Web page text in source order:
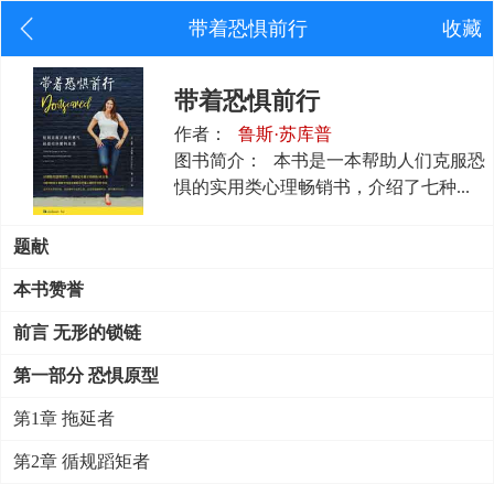
带着恐惧前行 收藏
带着恐惧前行
作者：
鲁斯·苏库普
图书简介：
本书是一本帮助人们克服恐
惧的实用类心理畅销书，介绍了七种...
题献
本书赞誉
前言 无形的锁链
第一部分 恐惧原型
第1章 拖延者
第2章 循规蹈矩者